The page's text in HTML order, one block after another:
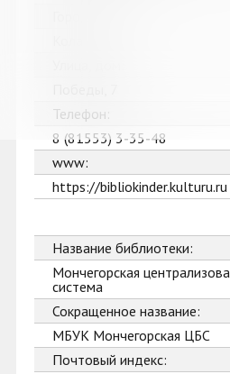
Телефон:
8 (81553) 3-35-48
www:
https://bibliokinder.kulturu.ru
Название библиотеки:
Мончегорская
система
Сокращенное название:
МБУК Мончегорская ЦБС
Почтовый индекс: